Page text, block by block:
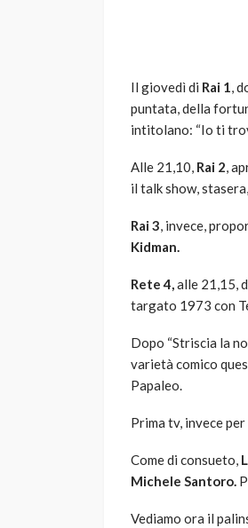
Il giovedì di Rai 1,
puntata, della
intitolano: “Io ti
Alle 21,10, Rai 2,
il talk show,
Rai 3, invece,
Kidman.
Rete 4,alle 21,15,
targato 1973 con
Dopo “Striscia la
varietà comico
Papaleo.
Prima tv, invece per
Come di consueto,
Michele Santoro.
Vediamo ora il